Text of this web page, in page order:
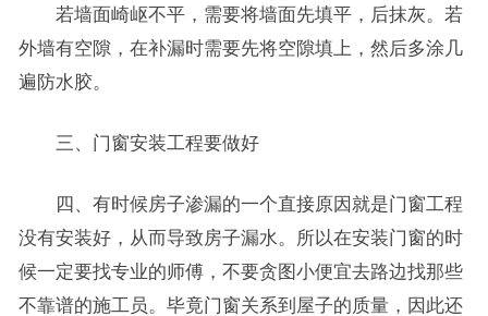
若墙面崎岖不平，需要将墙面先填平，后抹灰。若
外墙有空隙，在补漏时需要先将空隙填上，然后多涂几
遍防水胶。
三、门窗安装工程要做好
四、有时候房子渗漏的一个直接原因就是门窗工程
没有安装好，从而导致房子漏水。所以在安装门窗的时
候一定要找专业的师傅，不要贪图小便宜去路边找那些
不靠谱的施工员。毕竟门窗关系到屋子的质量，因此还